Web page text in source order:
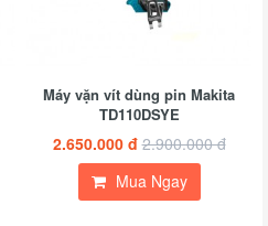
Máy vặn vít dùng pin Makita
TD110DSYE
2.650.000 đ 2.900.000 đ
Mua Ngay